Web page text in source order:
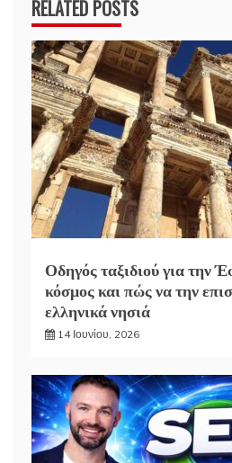
RELATED POSTS
Οδηγός ταξιδιού για την
κόσμος και πώς να την
ελληνικά νησιά
14 Ιουνίου, 2026